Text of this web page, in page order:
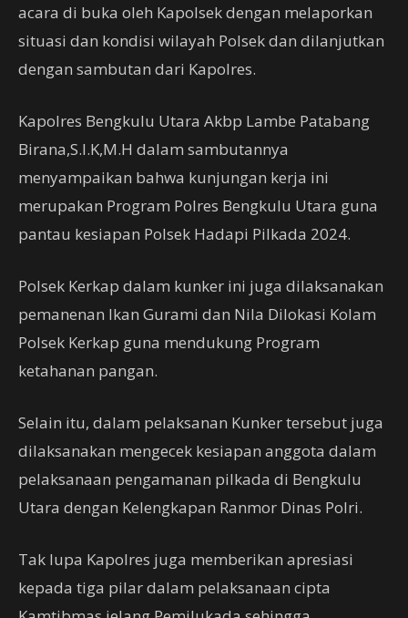
acara di buka oleh Kapolsek dengan melaporkan
situasi dan kondisi wilayah Polsek dan dilanjutkan
dengan sambutan dari Kapolres.
Kapolres Bengkulu Utara Akbp Lambe Patabang
Birana,S.I.K,M.H dalam sambutannya
menyampaikan bahwa kunjungan kerja ini
merupakan Program Polres Bengkulu Utara guna
pantau kesiapan Polsek Hadapi Pilkada 2024.
Polsek Kerkap dalam kunker ini juga dilaksanakan
pemanenan Ikan Gurami dan Nila Dilokasi Kolam
Polsek Kerkap guna mendukung Program
ketahanan pangan.
Selain itu, dalam pelaksanan Kunker tersebut juga
dilaksanakan mengecek kesiapan anggota dalam
pelaksanaan pengamanan pilkada di Bengkulu
Utara dengan Kelengkapan Ranmor Dinas Polri.
Tak lupa Kapolres juga memberikan apresiasi
kepada tiga pilar dalam pelaksanaan cipta